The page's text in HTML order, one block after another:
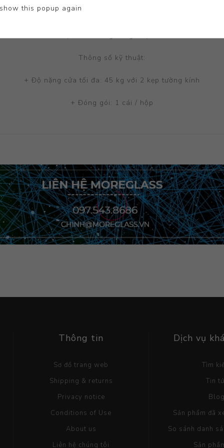
tường kính hafele 981.00.542 phù hợp cho cửa mở trái và
Thông số kỹ thuật:
+ Độ nặng cửa tối đa: 45 kg với 2 kẹp tường kính
+ Đóng gói: 1 cái / hộp
Thông tin
Sơ đồ trang web
Shipping & returns
Privacy notice
Conditions of Use
About us
Liên hệ chúng tôi
Dịch vụ
Tìm
Tin
Sản phẩm đã
So sánh danh
Sản
this popup again